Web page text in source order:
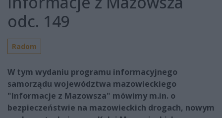
odc. 149
Radom
W tym wydaniu programu informacyjnego
samorządu województwa mazowieckiego
"Informacje z Mazowsza" mówimy m.in. o
bezpieczeństwie na mazowieckich drogach, nowym